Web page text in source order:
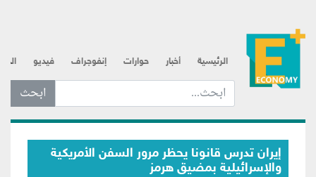
الرئيسية أخبار حوارات إنفوجراف فيديو
ابحث عن... :
بلومبرج: اتصالات متكررة لترامب مع رئيس
الفيدرالي تعكس مساعي لبسط النفوذ